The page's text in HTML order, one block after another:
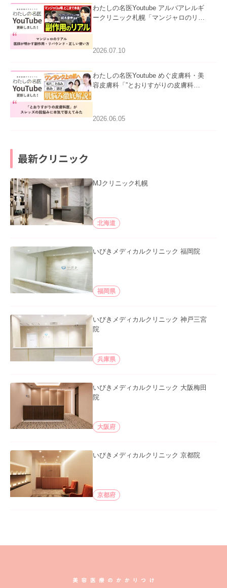
わたしの名医Youtube アルバアレルギ
ークリニック札幌「マンジャロのリア
た。
2026.07.10
わたしの名医Youtube めぐ皮膚科・美
容皮膚科「”とおりすがりの皮膚科
2026.06.05
最新クリニック
MJクリニック札幌
北海道
いびきメディカルクリニック 福岡院
福岡県
いびきメディカルクリニック 神戸三宮
院
兵庫県
いびきメディカルクリニック 大阪梅田
院
大阪府
いびきメディカルクリニック 京都院
京都府